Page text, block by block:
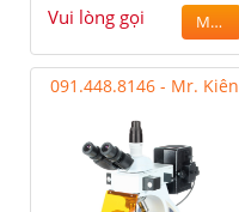
Vui lòng gọi MUA
091.448.8146 - Mr. Kiên